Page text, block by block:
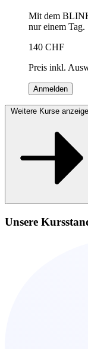
Mit dem
nur einem Tag.
140 CHF
Preis inkl.
Anmelden
Weitere Kurse
Unsere